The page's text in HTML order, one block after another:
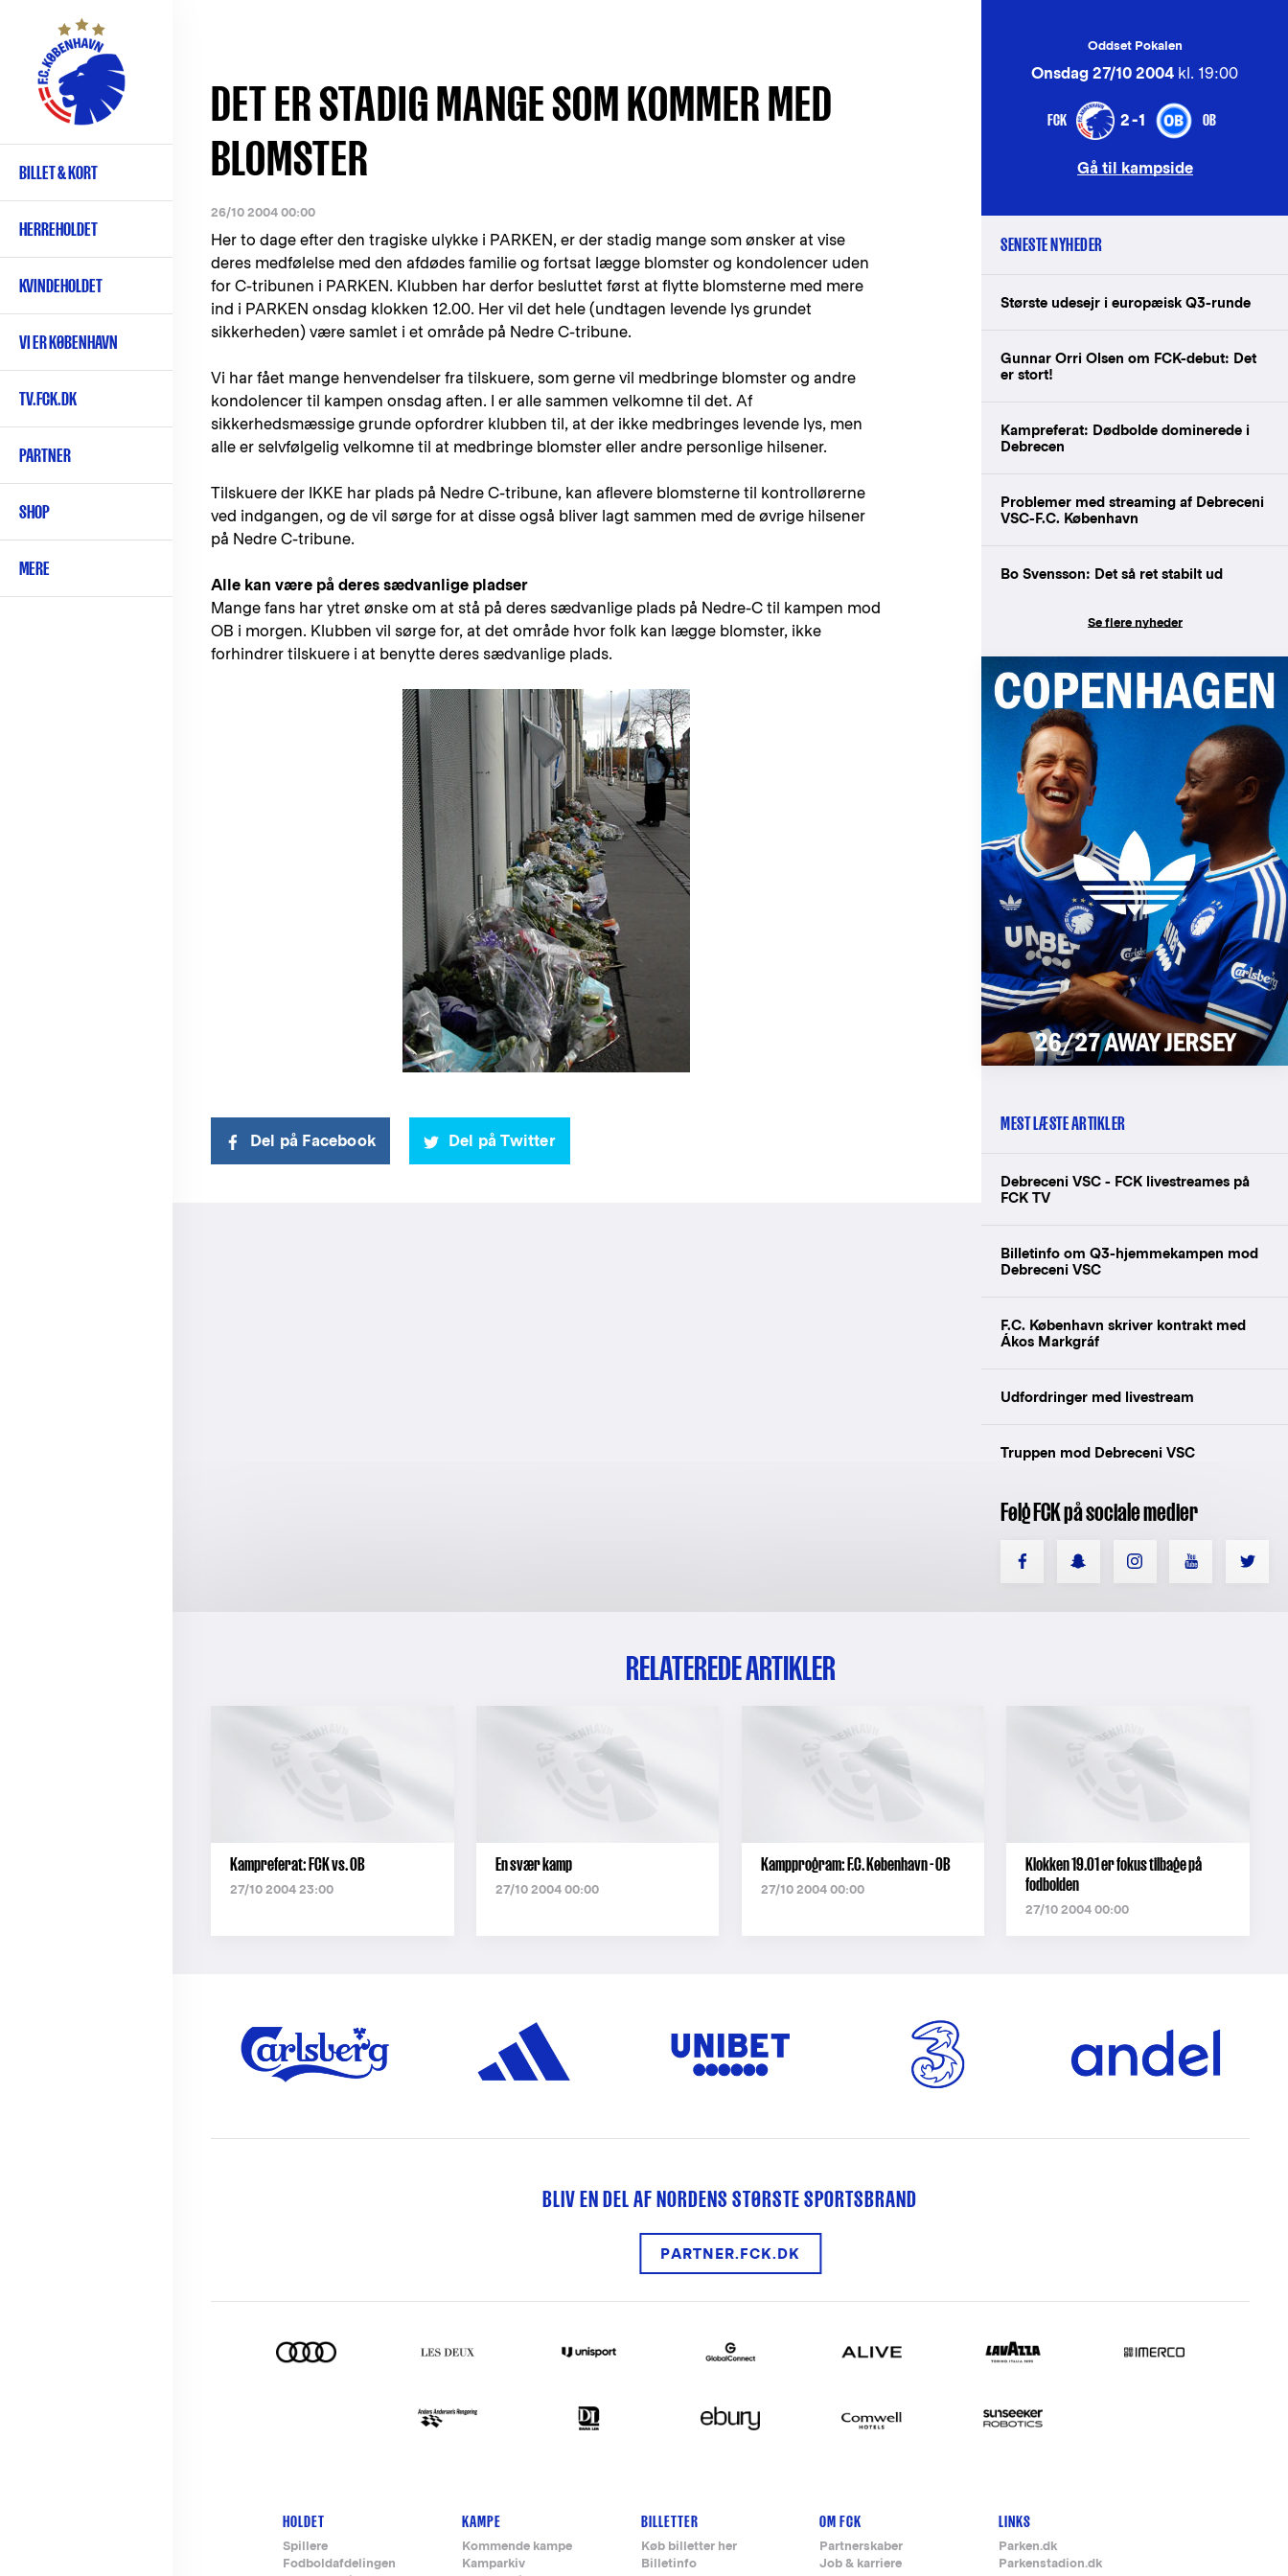
hovedindhold
Primær
navigation
BILLET & KORT
HERREHOLDET
KVINDEHOLDET
VI ER KØBENHAVN
TV.FCK.DK
PARTNER
SHOP
MERE
DET ER STADIG MANGE SOM KOMMER MED
BLOMSTER
26/10 2004 00:00
Her to dage efter den tragiske ulykke i PARKEN, er der stadig mange som ønsker at vise
deres medfølelse med den afdødes familie og fortsat lægge blomster og kondolencer uden
for C-tribunen i PARKEN. Klubben har derfor besluttet først at flytte blomsterne med mere
ind i PARKEN onsdag klokken 12.00. Her vil det hele (undtagen levende lys grundet
sikkerheden) være samlet i et område på Nedre C-tribune.
Vi har fået mange henvendelser fra tilskuere, som gerne vil medbringe blomster og andre
kondolencer til kampen onsdag aften. I er alle sammen velkomne til det. Af
sikkerhedsmæssige grunde opfordrer klubben til, at der ikke medbringes levende lys, men
alle er selvfølgelig velkomne til at medbringe blomster eller andre personlige hilsener.
Tilskuere der IKKE har plads på Nedre C-tribune, kan aflevere blomsterne til kontrollørerne
ved indgangen, og de vil sørge for at disse også bliver lagt sammen med de øvrige hilsener
på Nedre C-tribune.
Alle kan være på deres sædvanlige pladser
Mange fans har ytret ønske om at stå på deres sædvanlige plads på Nedre-C til kampen mod
OB i morgen. Klubben vil sørge for, at det område hvor folk kan lægge blomster, ikke
forhindrer tilskuere i at benytte deres sædvanlige plads.
Del på Facebook Del på Twitter
Oddset Pokalen
Onsdag 27/10 2004 kl. 19:00
FCK 2-1 OB
Gå til kampside
SENESTE NYHEDER
Største udesejr i europæisk Q3-runde
Gunnar Orri Olsen om FCK-debut: Det
er stort!
Kampreferat: Dødbolde dominerede i
Debrecen
Problemer med streaming af Debreceni
VSC-F.C. København
Bo Svensson: Det så ret stabilt ud
Se flere nyheder
MEST LÆSTE ARTIKLER
Debreceni VSC - FCK livestreames på
FCK TV
Billetinfo om Q3-hjemmekampen mod
Debreceni VSC
F.C. København skriver kontrakt med
Ákos Markgráf
Udfordringer med livestream
Truppen mod Debreceni VSC
Følg FCK på sociale medier
RELATEREDE ARTIKLER
Kampreferat: FCK vs. OB
27/10 2004 23:00
En svær kamp
27/10 2004 00:00
Kampprogram: F.C. København - OB
27/10 2004 00:00
Klokken 19.01 er fokus tilbage på
fodbolden
27/10 2004 00:00
BLIV EN DEL AF NORDENS STØRSTE SPORTSBRAND
PARTNER.FCK.DK
Footer-
HOLDET
Spillere
Fodboldafdelingen
KAMPE
Kommende kampe
Kamparkiv
BILLETTER
Køb billetter her
Billetinfo
OM FCK
Partnerskaber
Job & karriere
LINKS
Parken.dk
Parkenstadion.dk